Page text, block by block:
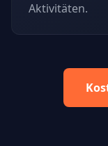
Aktivitäten.